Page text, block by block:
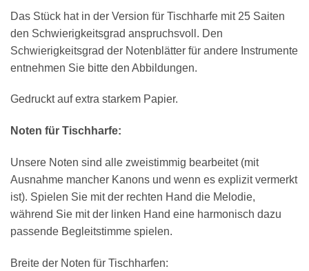
Das Stück hat in der Version für Tischharfe mit 25 Saiten
den Schwierigkeitsgrad anspruchsvoll. Den
Schwierigkeitsgrad der Notenblätter für andere Instrumente
entnehmen Sie bitte den Abbildungen.
Gedruckt auf extra starkem Papier.
Noten für Tischharfe:
Unsere Noten sind alle zweistimmig bearbeitet (mit
Ausnahme mancher Kanons und wenn es explizit vermerkt
ist). Spielen Sie mit der rechten Hand die Melodie,
während Sie mit der linken Hand eine harmonisch dazu
passende Begleitstimme spielen.
Breite der Noten für Tischharfen: